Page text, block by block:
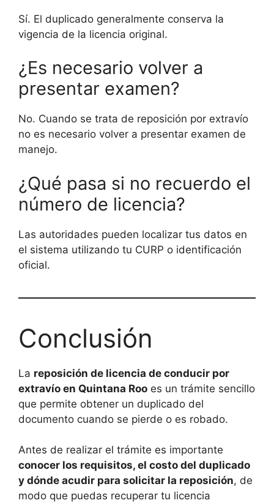
Sí. El duplicado generalmente conserva la
vigencia de la licencia original.
¿Es necesario volver a
presentar examen?
No. Cuando se trata de reposición por extravío
no es necesario volver a presentar examen de
manejo.
¿Qué pasa si no recuerdo el
número de licencia?
Las autoridades pueden localizar tus datos en
el sistema utilizando tu CURP o identificación
oficial.
Conclusión
La reposición de licencia de conducir por
extravío en Quintana Roo es un trámite sencillo
que permite obtener un duplicado del
documento cuando se pierde o es robado.
Antes de realizar el trámite es importante
conocer los requisitos, el costo del duplicado
y dónde acudir para solicitar la reposición, de
modo que puedas recuperar tu licencia